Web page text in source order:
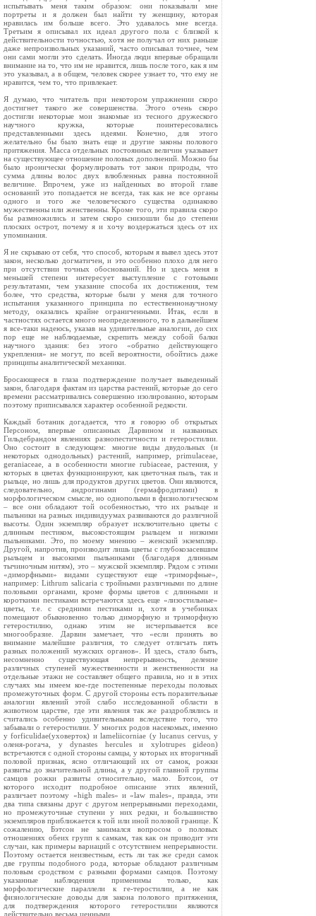
испытывать меня таким образом: они показывали мне
портреты и я должен был найти ту женщину, которая
нравилась им больше всего. Это удавалось мне всегда.
Третьим я описывал их идеал другого пола с близкой к
действительности точностью, хотя не получал от них раньше
даже непроизвольных указаний, часто описывал точнее, чем
они сами могли это сделать. Иногда люди впервые обращали
внимание на то, что им не нравится, лишь после того, как я им
это указывал, а в общем, человек скорее узнает то, что ему не
нравится, чем то, что привлекает.
Я думаю, что читатель при некотором упражнении скоро
достигнет такого же совершенства. Этого очень скоро
достигли некоторые мои знакомые из тесного дружеского
научного кружка, которые поинтересовались
представленными здесь идеями. Конечно, для этого
желательно бы было знать еще и другие законы полового
притяжения. Масса отдельных постоянных величин указывает
на существующее отношение половых дополнений. Можно бы
было иронически формулировать тот закон природы, что
сумма длины волос двух влюбленных равна постоянной
величине. Впрочем, уже из найденных во второй главе
оснований это попадается не всегда, так как не все органы
одного и того же человеческого существа одинаково
мужественны или женственны. Кроме того, эти правила скоро
бы размножились и затем скоро снизошли бы до степени
плоских острот, почему я и хочу воздержаться здесь от их
упоминания.
Я не скрываю от себя, что способ, которым я вывел здесь этот
закон, несколько догматичен, и это особенно плохо для него
при отсутствии точных обоснований. Но и здесь меня в
меньшей степени интересует выступление с готовыми
результатами, чем указание способа их достижения, тем
более, что средства, которые были у меня для точного
испытания указанного принципа по естественнонаучному
методу, оказались крайне ограниченными. Итак, если в
частностях остается много неопределенного, то в дальнейшем
я все‑таки надеюсь, указав на удивительные аналогии, до сих
пор еще не наблюдаемые, скрепить между собой балки
научного здания: без этого «обратно действующего
укрепления» не могут, по всей вероятности, обойтись даже
принципы аналитической механики.
Бросающееся в глаза подтверждение получает выведенный
закон, благодаря фактам из царства растений, которые до сего
времени рассматривались совершенно изолированно, которым
поэтому приписывался характер особенной редкости.
Каждый ботаник догадается, что я говорю об открытых
Персоном, впервые описанных Дарвином и названных
Гильдебрандом явлениях разнопестичности и гетеростилии.
Оно состоит в следующем: многие виды двудольных (и
некоторых однодольных) растений, например, primulaceae,
geraniaceae, а в особенности многие rubiaceae, растения, у
которых в цветах функционируют, как цветочная пыль, так и
рыльце, но лишь для продуктов других цветов. Они являются,
следовательно, андрогинами (гермафродитами) в
морфологическом смысле, но однополыми в физиологическом
– все они обладают той особенностью, что их рыльце и
пыльники на разных индивидуумах развиваются до различной
высоты. Один экземпляр образует исключительно цветы с
длинным пестиком, высокостоящим рыльцем и низкими
пыльниками. Это, по моему мнению – женский экземпляр.
Другой, напротив, производит лишь цветы с глубокозасевшим
рыльцем и высокими пыльниками (благодаря длинным
тычиночным нитям), это – мужской экземпляр. Рядом с этими
«диморфными» видами существуют еще «триморфные»,
например: Lithrum salicaria с тройными различными по длине
половыми органами, кроме формы цветов с длинными и
короткими пестиками встречаются здесь еще «лизостильные»
цветы, т.е. с средними пестиками и, хотя в учебниках
помещают обыкновенно только диморфную и триморфную
гетеростилию, однако этим не исчерпывается все
многообразие. Дарвин замечает, что «если принять во
внимание малейшие различия, то следует отличать пять
разных положений мужских органов». И здесь, стало быть,
несомненно существующая непрерывность, деление
различных ступеней мужественности и женственности на
отдельные этажи не составляет общего правила, но и в этих
случаях мы имеем кое‑где постепенные переходы половых
промежуточных форм. С другой стороны есть поразительные
аналогии явлений этой слабо исследованной области в
животном царстве, где эти явления так же раздроблялись и
считались особенно удивительными вследствие того, что
забывали о гетеростилии. У многих родов насекомых, именно
у forficulidae(yxoвepток) и lameliicorniae (у lucanus cervus, у
оленя‑рогача, у dynastes hercules и xylotrupes gideon)
встречаются с одной стороны самцы, у которых их вторичный
половой признак, ясно отличающий их от самок, рожки
развиты до значительной длины, а у другой главной группы
самцов рожки развиты относительно, мало. Бэтсон, от
которого исходит подробное описание этих явлений,
различает поэтому «high males» и «law males», правда, эти
два типа связаны друг с другом непрерывными переходами,
но промежуточные ступени у них редки, и большинство
экземпляров приближается к той или иной половой границе. К
сожалению, Бэтсон не занимался вопросом о половых
отношениях обеих групп к самкам, так как он приводит эти
случаи, как примеры вариаций с отсутствием непрерывности.
Поэтому остается неизвестным, есть ли так же среди самок
две группы подобного рода, которые обладают различным
половым сродством с разными формами самцов. Поэтому
указанные наблюдения применимы только, как
морфологические параллели к ге‑теростилии, а не как
физиологические доводы для закона полового притяжения,
для подтверждения которого гетеростилии являются
действительно весьма ценными.